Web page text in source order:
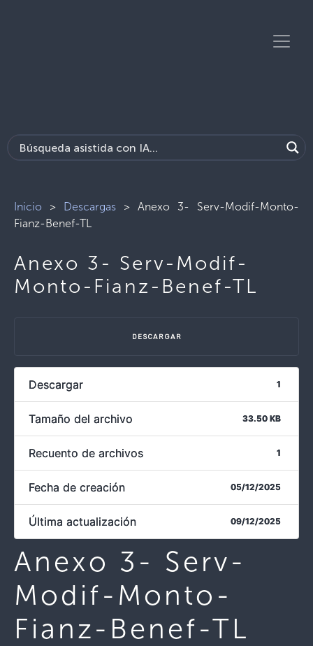
Inicio > Descargas > Anexo 3- Serv-Modif-Monto-
Fianz-Benef-TL
Anexo 3- Serv-Modif-
Monto-Fianz-Benef-TL
DESCARGAR
Descargar 1
Tamaño del archivo 33.50 KB
Recuento de archivos 1
Fecha de creación 05/12/2025
Última actualización 09/12/2025
Anexo 3- Serv-
Modif-Monto-
Fianz-Benef-TL